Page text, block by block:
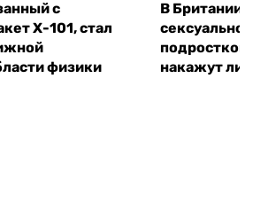
с
Х-101, стал
физики
В Британии
подростком
накажут ли